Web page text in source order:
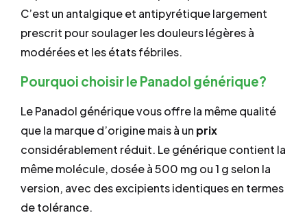
C’est un antalgique et antipyrétique largement
prescrit pour soulager les douleurs légères à
modérées et les états fébriles.
Pourquoi choisir le Panadol générique?
Le Panadol générique vous offre la même qualité
que la marque d’origine mais à un prix
considérablement réduit. Le générique contient la
même molécule, dosée à 500 mg ou 1 g selon la
version, avec des excipients identiques en termes
de tolérance.